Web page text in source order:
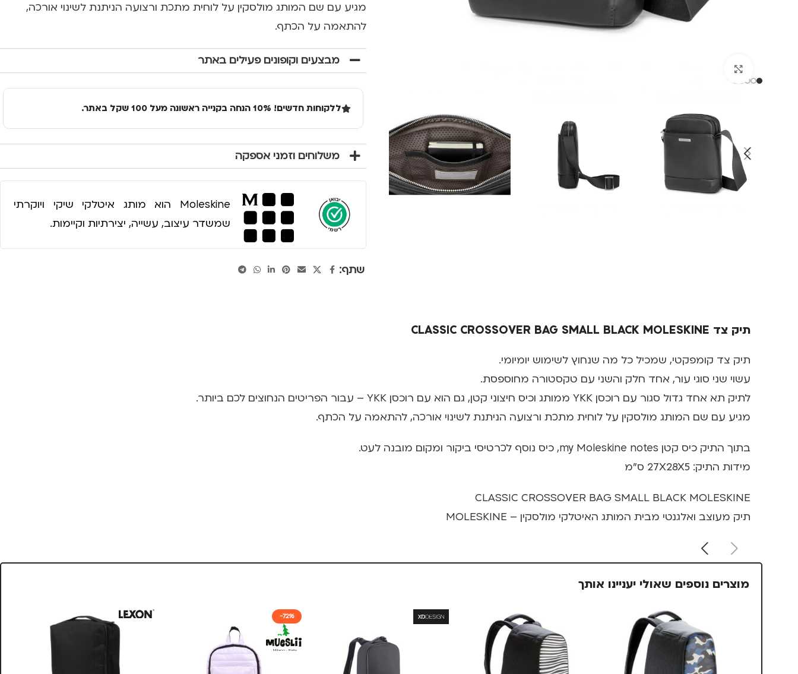
מגיע עם שם המותג מולסקין על לוחית מתכת ורצועה הניתנת לשינוי אורכה,
להתאמה על הכתף.
מבצעים וקופונים פעילים באתר
ללקוחות חדשים! 10% הנחה בקנייה ראשונה מעל 100 שקל באתר.
משלוחים וזמני אספקה
Moleskine הוא מותג איטלקי שיקי ויוקרתי
שמשדר עיצוב, עשייה, יצירתיות וקיימות.
שתף:
תיק צד CLASSIC CROSSOVER BAG SMALL BLACK MOLESKINE
תיק צד קומפקטי, שמכיל כל מה שנחוץ לשימוש יומיומי.
עשוי שני סוגי עור, אחד חלק והשני עם טקסטורה מחוספסת.
לתיק תא אחד גדול סגור עם רוכסן YKK ממותג וכיס חיצוני קטן, גם הוא עם רוכסן YKK – עבור הפריטים הנחוצים לכם ביותר.
מגיע עם שם המותג מולסקין על לוחית מתכת ורצועה הניתנת לשינוי אורכה, להתאמה על הכתף.
בתוך התיק כיס קטן my Moleskine notes, כיס נוסף לכרטיסי ביקור ומקום מובנה לעט.
מידות התיק: 27X28X5 ס"מ
CLASSIC CROSSOVER BAG SMALL BLACK MOLESKINE
תיק מעוצב ואלגנטי מבית המותג האיטלקי מולסקין – MOLESKINE
מוצרים נוספים שאולי יעניינו אותך
-72%